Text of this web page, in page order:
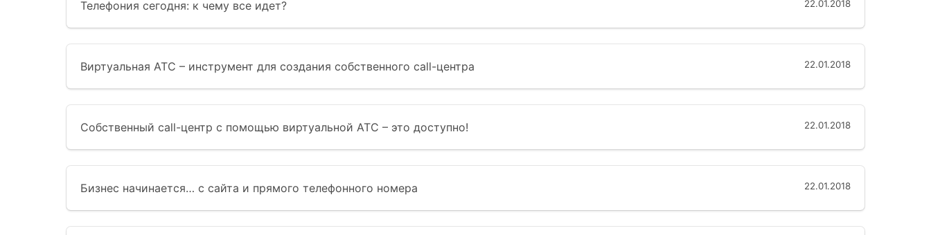
22.01.2018
Телефония сегодня: к чему все идет?
22.01.2018
Виртуальная АТС – инструмент для создания собственного call-центра
22.01.2018
Собственный call-центр с помощью виртуальной АТС – это доступно!
22.01.2018
Бизнес начинается… с сайта и прямого телефонного номера